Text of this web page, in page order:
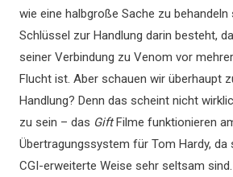
wie eine halbgroße Sache zu behandeln
Schlüssel zur Handlung darin besteht,
seiner Verbindung zu Venom vor
Flucht ist. Aber schauen wir überhaupt
Handlung? Denn das scheint nicht
zu sein – das GiftFilme funktionieren
Übertragungssystem für Tom Hardy, da
CGI-erweiterte Weise sehr seltsam sind.